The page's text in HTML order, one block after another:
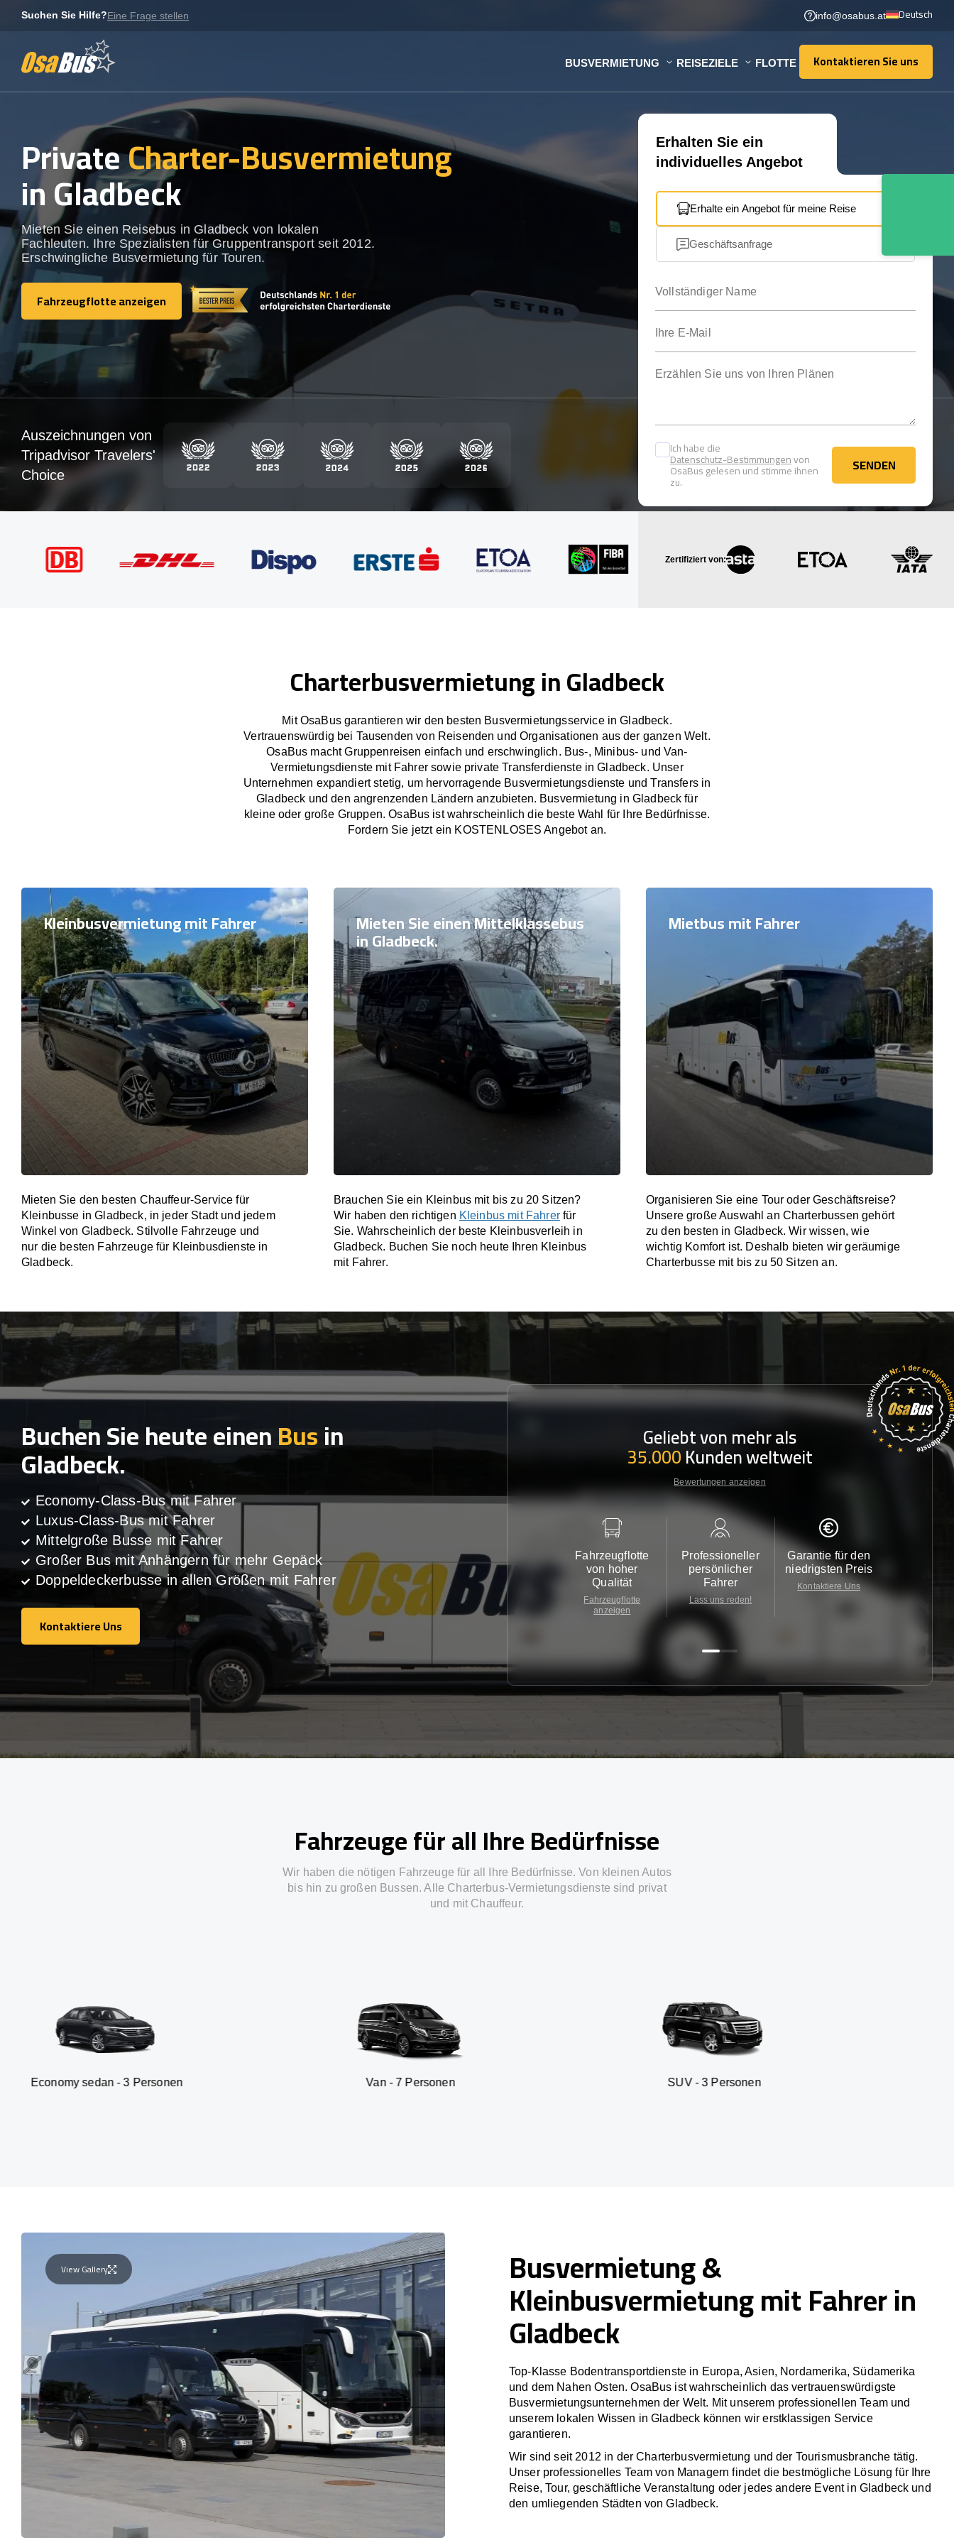
Suchen Sie Hilfe?Eine Frage stellen info@osabus.at Deutsch
BUSVERMIETUNG REISEZIELE FLOTTE Kontaktieren Sie uns
Kontaktieren Sie uns
PrivateCharter-Busvermietung
in Gladbeck
Mieten Sie einen Reisebus in Gladbeck von lokalen
Fachleuten. Ihre Spezialisten für Gruppentransport seit 2012.
Erschwingliche Busvermietung für Touren.
Fahrzeugflotte anzeigen
Fahrzeugflotte anzeigen
Erhalten Sie ein
individuelles Angebot
Erhalte ein Angebot für meine Reise
Geschäftsanfrage
Ich habe die
Datenschutz-Bestimmungenvon
OsaBus gelesen und stimme ihnen
zu.
SENDEN
SENDEN
Auszeichnungen von
Tripadvisor Travelers'
Choice
Zertifiziert von:
Charterbusvermietung in Gladbeck
Mit OsaBus garantieren wir den besten Busvermietungsservice in Gladbeck.
Vertrauenswürdig bei Tausenden von Reisenden und Organisationen aus der ganzen Welt.
OsaBus macht Gruppenreisen einfach und erschwinglich. Bus-, Minibus- und Van-
Vermietungsdienste mit Fahrer sowie private Transferdienste in Gladbeck. Unser
Unternehmen expandiert stetig, um hervorragende Busvermietungsdienste und Transfers in
Gladbeck und den angrenzenden Ländern anzubieten. Busvermietung in Gladbeck für
kleine oder große Gruppen. OsaBus ist wahrscheinlich die beste Wahl für Ihre Bedürfnisse.
Fordern Sie jetzt ein KOSTENLOSES Angebot an.
Kleinbusvermietung mit Fahrer
Mieten Sie den besten Chauffeur-Service für
Kleinbusse in Gladbeck, in jeder Stadt und jedem
Winkel von Gladbeck. Stilvolle Fahrzeuge und
nur die besten Fahrzeuge für Kleinbusdienste in
Gladbeck.
Mieten Sie einen Mittelklassebus
in Gladbeck.
Brauchen Sie ein Kleinbus mit bis zu 20 Sitzen?
Wir haben den richtigen Kleinbus mit Fahrerfür
Sie. Wahrscheinlich der beste Kleinbusverleih in
Gladbeck. Buchen Sie noch heute Ihren Kleinbus
mit Fahrer.
Mietbus mit Fahrer
Organisieren Sie eine Tour oder Geschäftsreise?
Unsere große Auswahl an Charterbussen gehört
zu den besten in Gladbeck. Wir wissen, wie
wichtig Komfort ist. Deshalb bieten wir geräumige
Charterbusse mit bis zu 50 Sitzen an.
Buchen Sie heute einenBusin
Gladbeck.
Economy-Class-Bus mit Fahrer
Luxus-Class-Bus mit Fahrer
Mittelgroße Busse mit Fahrer
Großer Bus mit Anhängern für mehr Gepäck
Doppeldeckerbusse in allen Größen mit Fahrer
Kontaktiere Uns
Kontaktiere Uns
Geliebt von mehr als
35.000Kunden weltweit
Bewertungen anzeigen
Fahrzeugflotte
von hoher
Qualität
Fahrzeugflotte
anzeigen
Professioneller
persönlicher
Fahrer
Lass uns reden!
Garantie für den
niedrigsten Preis
Kontaktiere Uns
Fahrzeuge für all Ihre Bedürfnisse
Wir haben die nötigen Fahrzeuge für all Ihre Bedürfnisse. Von kleinen Autos
bis hin zu großen Bussen. Alle Charterbus-Vermietungsdienste sind privat
und mit Chauffeur.
sedan - 3 Personen Van - 7 Personen SUV - 3 Personen
View Gallery Busvermietung &
Kleinbusvermietung mit Fahrer in
Gladbeck
Top-Klasse Bodentransportdienste in Europa, Asien, Nordamerika, Südamerika
und dem Nahen Osten. OsaBus ist wahrscheinlich das vertrauenswürdigste
Busvermietungsunternehmen der Welt. Mit unserem professionellen Team und
unserem lokalen Wissen in Gladbeck können wir erstklassigen Service
garantieren.
Wir sind seit 2012 in der Charterbusvermietung und der Tourismusbranche tätig.
Unser professionelles Team von Managern findet die bestmögliche Lösung für Ihre
Reise, Tour, geschäftliche Veranstaltung oder jedes andere Event in Gladbeck und
den umliegenden Städten von Gladbeck.